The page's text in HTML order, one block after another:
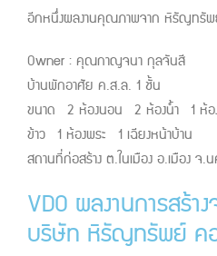
อีกหนึ่งผลงานคุณภาพจาก หิรัญทรัพ
Owner : คุณกาญจนา กุลจันสี
บ้านพักอาศัย ค.ส.ล. 1 ชั้น
ขนาด 2 ห้องนอน 2 ห้องน้ำ 1 ห้อง
ข้าว 1 ห้องพระ 1 เฉียงหน้าบ้าน
สถานที่ก่อสร้าง ต.ในเมือง อ.เมือง จ.
VDO ผลงานการสร้าง
บริษัท หิรัญทรัพย์ ค